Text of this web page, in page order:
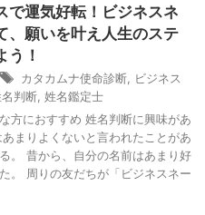
で運気好転！ビジネスネ
、願いを叶え人生のステ
う！
カタカムナ使命診断
ビジネス
判断 姓名鑑定士
方におすすめ 姓名判断に興味があ
まりよくないと言われたことがあ
。 昔から、自分の名前はあまり好
。 周りの友だちが「ビジネスネー